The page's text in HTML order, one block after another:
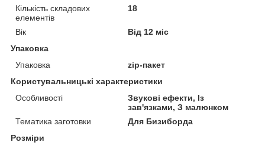
Кількість складових
елементів
18
Вік
Від 12 міс
Упаковка
Упаковка
zip-пакет
Користувальницькі характеристики
Особливості
Звукові ефекти, Із
зав'язками, З малюнком
Тематика заготовки
Для Бизиборда
Розміри